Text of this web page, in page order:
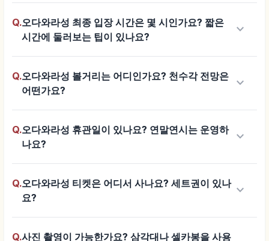
Q.오다와라성 최종 입장 시간은 몇 시인가요? 짧은
시간에 둘러보는 팁이 있나요?
keyboard_arrow_down
Q.오다와라성 볼거리는 어디인가요? 천수각 전망은
어떤가요?
keyboard_arrow_down
Q.오다와라성 휴관일이 있나요? 연말연시는 운영하
나요?
keyboard_arrow_down
Q.오다와라성 티켓은 어디서 사나요? 세트권이 있나
요?
keyboard_arrow_down
Q.사진 촬영이 가능한가요? 삼각대나 셀카봉을 사용